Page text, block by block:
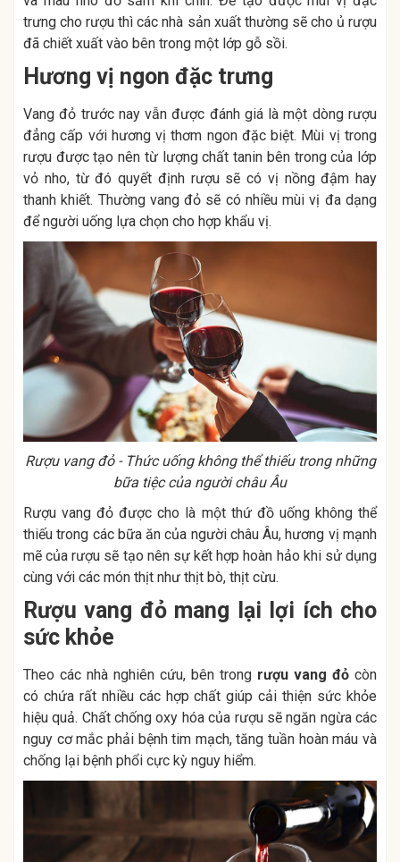
trưng cho rượu thì các nhà sản xuất thường sẽ cho ủ rượu
đã chiết xuất vào bên trong một lớp gỗ sồi.
Hương vị ngon đặc trưng
Vang đỏ trước nay vẫn được đánh giá là một dòng rượu
đẳng cấp với hương vị thơm ngon đặc biệt. Mùi vị trong
rượu được tạo nên từ lượng chất tanin bên trong của lớp
vỏ nho, từ đó quyết định rượu sẽ có vị nồng đậm hay
thanh khiết. Thường vang đỏ sẽ có nhiều mùi vị đa dạng
để người uống lựa chọn cho hợp khẩu vị.
Rượu vang đỏ - Thức uống không thể thiếu trong những
bữa tiệc của người châu Âu
Rượu vang đỏ được cho là một thứ đồ uống không thể
thiếu trong các bữa ăn của người châu Âu, hương vị mạnh
mẽ của rượu sẽ tạo nên sự kết hợp hoàn hảo khi sử dụng
cùng với các món thịt như thịt bò, thịt cừu.
Rượu vang đỏ mang lại lợi ích cho
sức khỏe
Theo các nhà nghiên cứu, bên trong rượu vang đỏ còn
có chứa rất nhiều các hợp chất giúp cải thiện sức khỏe
hiệu quả. Chất chống oxy hóa của rượu sẽ ngăn ngừa các
nguy cơ mắc phải bệnh tim mạch, tăng tuần hoàn máu và
chống lại bệnh phổi cực kỳ nguy hiểm.